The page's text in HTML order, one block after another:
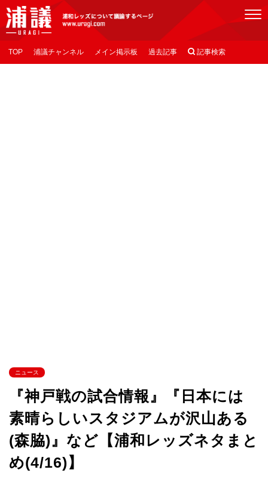
[浦議]浦和レッズについて議論するページ
TOP 浦議チャンネル メイン掲示板 過去記事  記事検索
ニュース
『神戸戦の試合情報』『日本には
素晴らしいスタジアムが沢山ある
(森脇)』など【浦和レッズネタまと
め(4/16)】